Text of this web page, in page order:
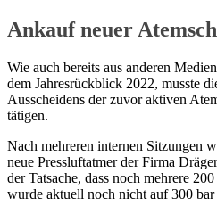
Ankauf neuer
Wie auch bereits aus anderen
dem Jahresrückblick 2022, musste
Ausscheidens der zuvor aktiven
tätigen.
Nach mehreren internen Sitzungen
neue Pressluftatmer der Firma
der Tatsache, dass noch mehrere
wurde aktuell noch nicht auf 300 bar